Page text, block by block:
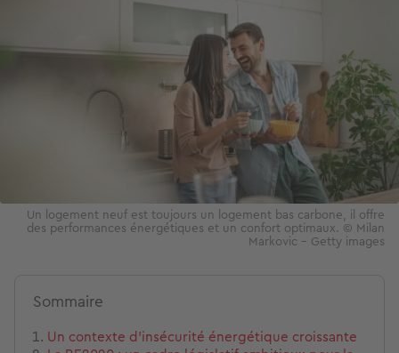
Un logement neuf est toujours un logement bas carbone, il offre
des performances énergétiques et un confort optimaux. © Milan
Markovic - Getty images
Sommaire
Un contexte d'insécurité énergétique croissante